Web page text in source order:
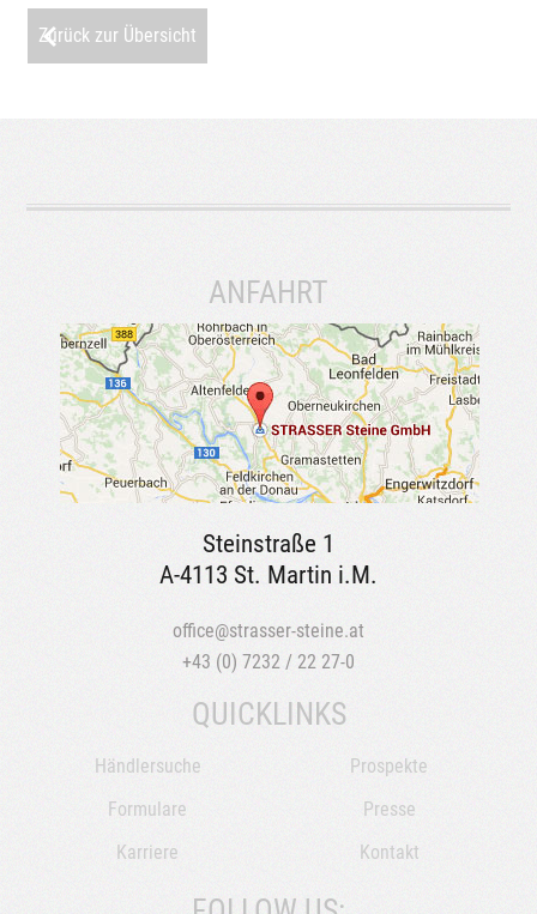
Zurück zur Übersicht
ANFAHRT
Steinstraße 1
A-4113 St. Martin i.M.
office@strasser-steine.at
+43 (0) 7232 / 22 27-0
QUICKLINKS
Händlersuche
Prospekte
Formulare
Presse
Karriere
Kontakt